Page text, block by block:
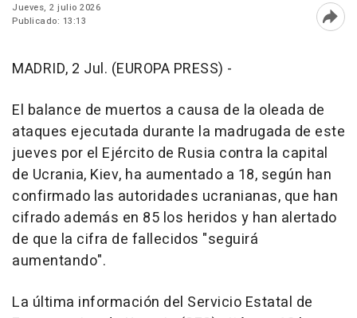
Jueves, 2 julio 2026
Publicado: 13:13
MADRID, 2 Jul. (EUROPA PRESS) -
El balance de muertos a causa de la oleada de
ataques ejecutada durante la madrugada de este
jueves por el Ejército de Rusia contra la capital
de Ucrania, Kiev, ha aumentado a 18, según han
confirmado las autoridades ucranianas, que han
cifrado además en 85 los heridos y han alertado
de que la cifra de fallecidos "seguirá
aumentando".
La última información del Servicio Estatal de